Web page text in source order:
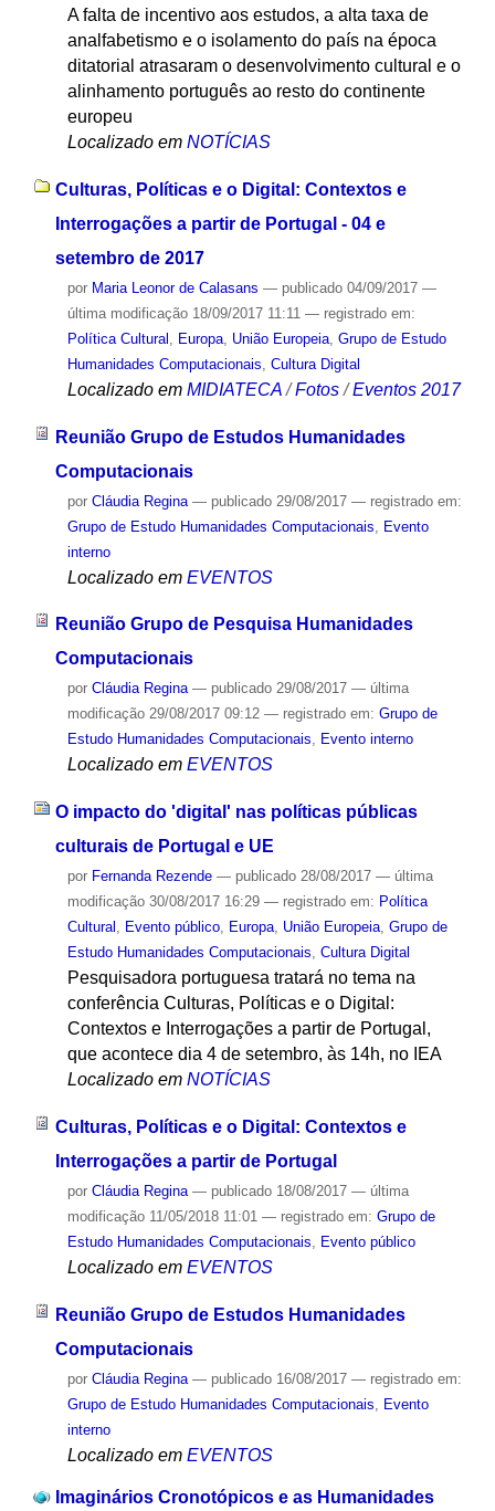
A falta de incentivo aos estudos, a alta taxa de
analfabetismo e o isolamento do país na época
ditatorial atrasaram o desenvolvimento cultural e o
alinhamento português ao resto do continente
europeu
Localizado em NOTÍCIAS
Culturas, Políticas e o Digital: Contextos e
Interrogações a partir de Portugal - 04 e
setembro de 2017
por Maria Leonor de Calasans — publicado04/09/2017 —
última modificação18/09/2017 11:11 — registrado em:
Política Cultural , Europa, União Europeia, Grupo de Estudo
Humanidades Computacionais, Cultura Digital
Localizado em MIDIATECA /Fotos /Eventos 2017
Reunião Grupo de Estudos Humanidades
Computacionais
por Cláudia Regina — publicado29/08/2017 — registrado em:
Grupo de Estudo Humanidades Computacionais
Evento
interno
Localizado em EVENTOS
Reunião Grupo de Pesquisa Humanidades
Computacionais
por Cláudia Regina — publicado29/08/2017 — última
modificação29/08/2017 09:12 — registrado em: Grupo de
Estudo Humanidades Computacionais, Evento interno
Localizado em EVENTOS
O impacto do 'digital' nas políticas públicas
culturais de Portugal e UE
por Fernanda Rezende — publicado28/08/2017 — última
modificação30/08/2017 16:29 — registrado em: Política
Cultural , Evento público, Europa, União Europeia, Grupo de
Estudo Humanidades Computacionais, Cultura Digital
Pesquisadora portuguesa tratará no tema na
conferência Culturas, Políticas e o Digital:
Contextos e Interrogações a partir de Portugal,
que acontece dia 4 de setembro, às 14h, no IEA
Localizado em NOTÍCIAS
Culturas, Políticas e o Digital: Contextos e
Interrogações a partir de Portugal
por Cláudia Regina — publicado18/08/2017 — última
modificação11/05/2018 11:01 — registrado em: Grupo de
Estudo Humanidades Computacionais
Evento público
Localizado em EVENTOS
Reunião Grupo de Estudos Humanidades
Computacionais
por Cláudia Regina — publicado16/08/2017 — registrado em:
Grupo de Estudo Humanidades Computacionais
Evento
interno
Localizado em EVENTOS
Imaginários Cronotópicos e as Humanidades